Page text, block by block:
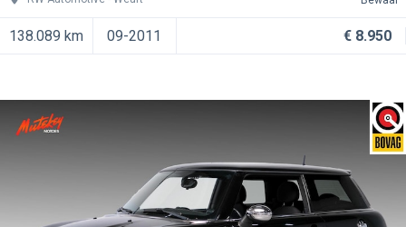
138.089 km 09-2011 € 8.950